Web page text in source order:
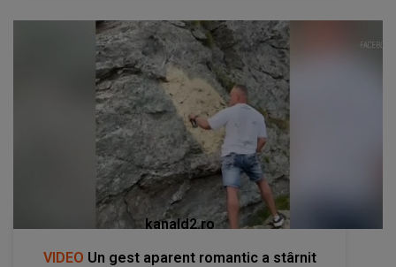
kanald2.ro
VIDEO Un gest aparent romantic a stârnit